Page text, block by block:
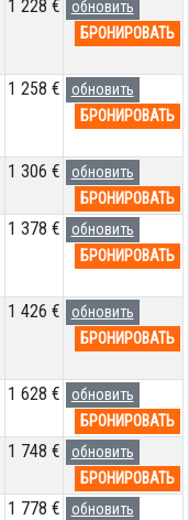
1 228 €
обновить
БРОНИРОВАТЬ
1 258 €
обновить
БРОНИРОВАТЬ
1 306 €
обновить
БРОНИРОВАТЬ
1 378 €
обновить
БРОНИРОВАТЬ
1 426 €
обновить
БРОНИРОВАТЬ
1 628 €
обновить
БРОНИРОВАТЬ
1 748 €
обновить
БРОНИРОВАТЬ
1 778 €
обновить